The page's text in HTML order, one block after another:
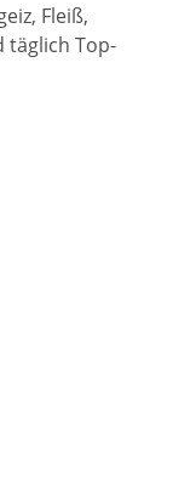
Fleiß,
täglich Top-